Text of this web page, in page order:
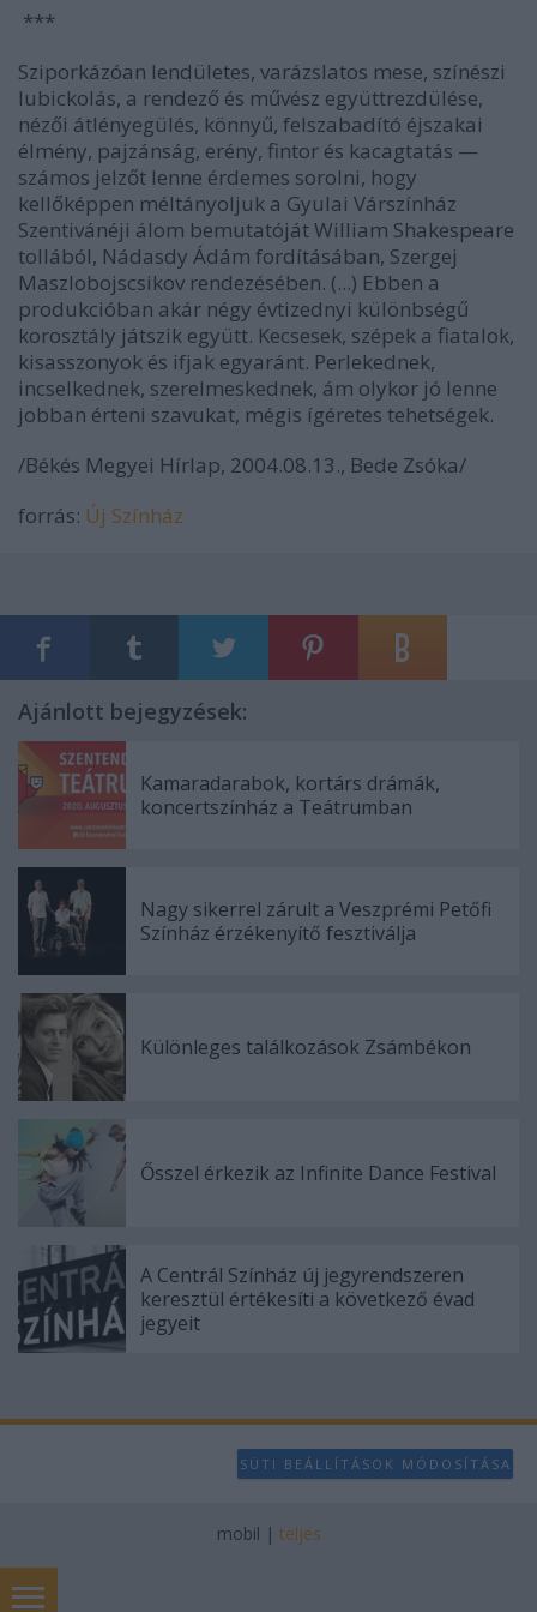
***
Sziporkázóan lendületes, varázslatos mese, színészi
lubickolás, a rendező és művész együttrezdülése,
nézői átlényegülés, könnyű, felszabadító éjszakai
élmény, pajzánság, erény, fintor és kacagtatás —
számos jelzőt lenne érdemes sorolni, hogy
kellőképpen méltányoljuk a Gyulai Várszínház
Szentivánéji álom bemutatóját William Shakespeare
tollából, Nádasdy Ádám fordításában, Szergej
Maszlobojscsikov rendezésében. (...) Ebben a
produkcióban akár négy évtizednyi különbségű
korosztály játszik együtt. Kecsesek, szépek a fiatalok,
kisasszonyok és ifjak egyaránt. Perlekednek,
incselkednek, szerelmeskednek, ám olykor jó lenne
jobban érteni szavukat, mégis ígéretes tehetségek.
/Békés Megyei Hírlap, 2004.08.13., Bede Zsóka/
forrás: Új Színház
Ajánlott bejegyzések:
Kamaradarabok, kortárs drámák,
koncertszínház a Teátrumban
Nagy sikerrel zárult a Veszprémi Petőfi
Színház érzékenyítő fesztiválja
Különleges találkozások Zsámbékon
Ősszel érkezik az Infinite Dance Festival
A Centrál Színház új jegyrendszeren
keresztül értékesíti a következő évad
jegyeit
SÜTI BEÁLLÍTÁSOK MÓDOSÍTÁSA
mobil | teljes